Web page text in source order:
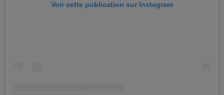
Voir cette publication sur Instagram